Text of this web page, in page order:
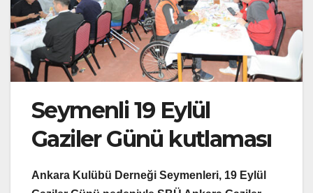
Seymenli 19 Eylül
Gaziler Günü kutlaması
Ankara Kulübü Derneği Seymenleri, 19 Eylül